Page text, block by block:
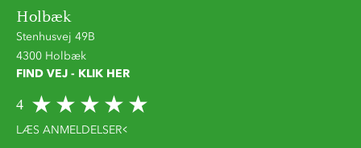
Holbæk
Stenhusvej 49B
4300 Holbæk
FIND VEJ - KLIK HER
4
LÆS ANMELDELSER